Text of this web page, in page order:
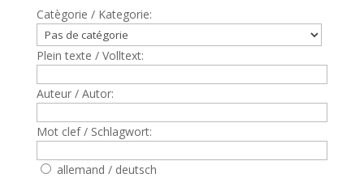
Catègorie / Kategorie:
Plein texte / Volltext:
Auteur / Autor:
Mot clef / Schlagwort:
allemand / deutsch